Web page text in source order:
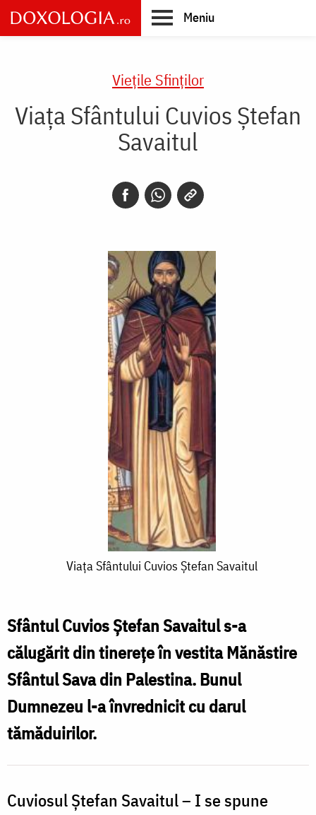
Skip
to
main
Meniu
Vieţile Sfinţilor
Viața Sfântului Cuvios Ștefan
Savaitul
Cuvios
Ștefan
Savaitul
Viața Sfântului Cuvios Ștefan Savaitul
Sfântul Cuvios Ștefan Savaitul s-a
călugărit din tinerețe în vestita Mănăstire
Sfântul Sava din Palestina. Bunul
Dumnezeu l-a învrednicit cu darul
tămăduirilor.
Cuviosul Ștefan Savaitul – I se spune